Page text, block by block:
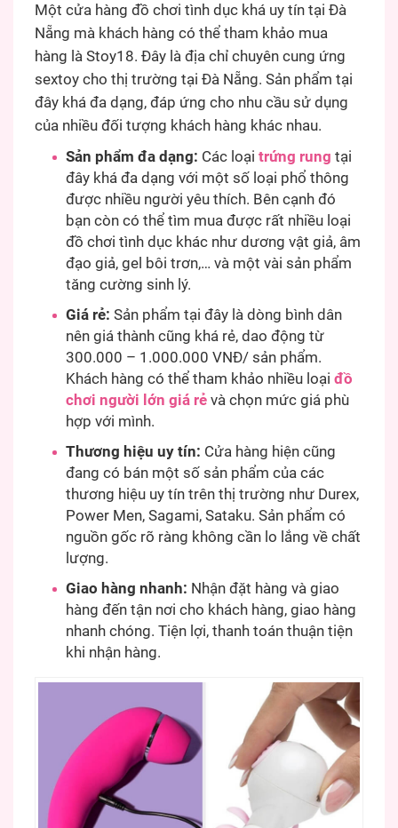
Một cửa hàng đồ chơi tình dục khá uy tín tại Đà
Nẵng mà khách hàng có thể tham khảo mua
hàng là Stoy18. Đây là địa chỉ chuyên cung ứng
sextoy cho thị trường tại Đà Nẵng. Sản phẩm tại
đây khá đa dạng, đáp ứng cho nhu cầu sử dụng
của nhiều đối tượng khách hàng khác nhau.
Sản phẩm đa dạng: Các loại trứng rung tại
đây khá đa dạng với một số loại phổ thông
được nhiều người yêu thích. Bên cạnh đó
bạn còn có thể tìm mua được rất nhiều loại
đồ chơi tình dục khác như dương vật giả, âm
đạo giả, gel bôi trơn,… và một vài sản phẩm
tăng cường sinh lý.
Giá rẻ: Sản phẩm tại đây là dòng bình dân
nên giá thành cũng khá rẻ, dao động từ
300.000 – 1.000.000 VNĐ/ sản phẩm.
Khách hàng có thể tham khảo nhiều loại đồ
chơi người lớn giá rẻ và chọn mức giá phù
hợp với mình.
Thương hiệu uy tín: Cửa hàng hiện cũng
đang có bán một số sản phẩm của các
thương hiệu uy tín trên thị trường như Durex,
Power Men, Sagami, Sataku. Sản phẩm có
nguồn gốc rõ ràng không cần lo lắng về chất
lượng.
Giao hàng nhanh: Nhận đặt hàng và giao
hàng đến tận nơi cho khách hàng, giao hàng
nhanh chóng. Tiện lợi, thanh toán thuận tiện
khi nhận hàng.